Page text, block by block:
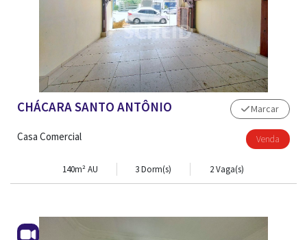
CHÁCARA SANTO ANTÔNIO
Casa Comercial
Marcar
Venda
140m² AU 3 Dorm(s) 2 Vaga(s)